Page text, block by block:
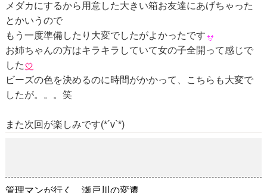
メダカにするから用意した大きい箱お友達にあげちゃった
とかいうので
もう一度準備したり大変でしたがよかったです
お姉ちゃんの方はキラキラしていて女の子全開って感じで
した
ビーズの色を決めるのに時間がかかって、こちらも大変で
したが。。。笑
また次回が楽しみです(*´v`*)
管理マンが行く 瀬戸川の変遷